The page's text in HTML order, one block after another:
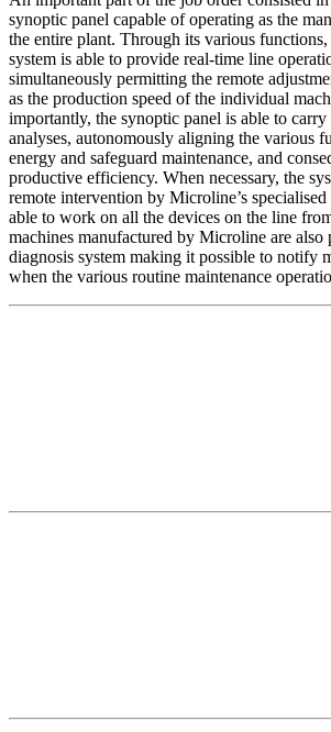
synoptic panel capable of operating as the
the entire plant. Through its various
system is able to provide real-time line
simultaneously permitting the remote
as the production speed of the individual
importantly, the synoptic panel is able to
analyses, autonomously aligning the various
energy and safeguard maintenance, and
productive efficiency. When necessary, the
remote intervention by Microline’s
able to work on all the devices on the line
machines manufactured by Microline are
diagnosis system making it possible to notify
when the various routine maintenance